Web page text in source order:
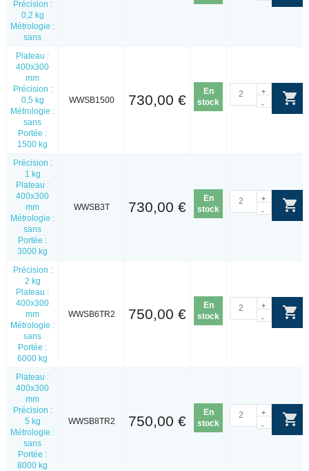
Précision :
0,2 kg
Métrologie :
sans
Plateau :
400x300
mm
Précision :
0,5 kg
Métrologie :
sans
Portée :
1500 kg
WWSB1500 730,00 €
En
stock
+
-
Précision :
1 kg
Plateau :
400x300
mm
Métrologie :
sans
Portée :
3000 kg
WWSB3T 730,00 €
En
stock
+
-
Précision :
2 kg
Plateau :
400x300
mm
Métrologie :
sans
Portée :
6000 kg
WWSB6TR2 750,00 €
En
stock
+
-
Plateau :
400x300
mm
Précision :
5 kg
Métrologie :
sans
Portée :
8000 kg
WWSB8TR2 750,00 €
En
stock
+
-